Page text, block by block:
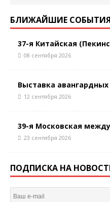
БЛИЖАЙШИЕ СОБЫТИЯ
37-я Китайская
08 сентября 2026
Выставка
12 сентября 2026
39-я Московская
23 сентября 2026
ПОДПИСКА НА